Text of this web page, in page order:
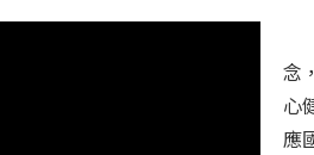
念
心
應